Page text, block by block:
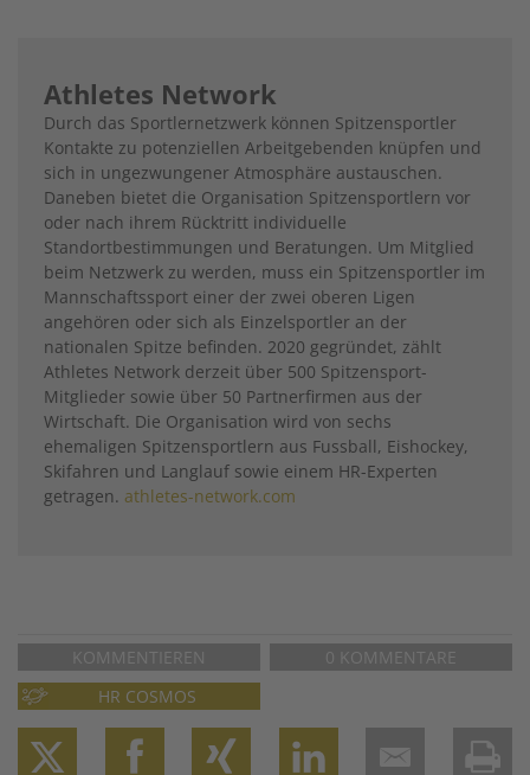
Athletes Network
Durch das Sportlernetzwerk können Spitzensportler
Kontakte zu potenziellen Arbeitgebenden knüpfen und
sich in ungezwungener Atmosphäre austauschen.
Daneben bietet die Organisation Spitzensportlern vor
oder nach ihrem Rücktritt individuelle
Standortbestimmungen und Beratungen. Um Mitglied
beim Netzwerk zu werden, muss ein Spitzensportler im
Mannschaftssport einer der zwei oberen Ligen
angehören oder sich als Einzelsportler an der
nationalen Spitze befinden. 2020 gegründet, zählt
Athletes Network derzeit über 500 Spitzensport-
Mitglieder sowie über 50 Partnerfirmen aus der
Wirtschaft. Die Organisation wird von sechs
ehemaligen Spitzensportlern aus Fussball, Eishockey,
Skifahren und Langlauf sowie einem HR-Experten
getragen. athletes-network.com
KOMMENTIEREN
0 KOMMENTARE
HR COSMOS